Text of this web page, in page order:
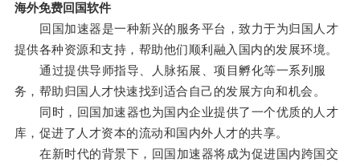
海外免费回国软件
回国加速器是一种新兴的服务平台，致力于为归国人才
提供各种资源和支持，帮助他们顺利融入国内的发展环境。
通过提供导师指导、人脉拓展、项目孵化等一系列服
务，帮助归国人才快速找到适合自己的发展方向和机会。
同时，回国加速器也为国内企业提供了一个优质的人才
库，促进了人才资本的流动和国内外人才的共享。
在新时代的背景下，回国加速器将成为促进国内跨国交